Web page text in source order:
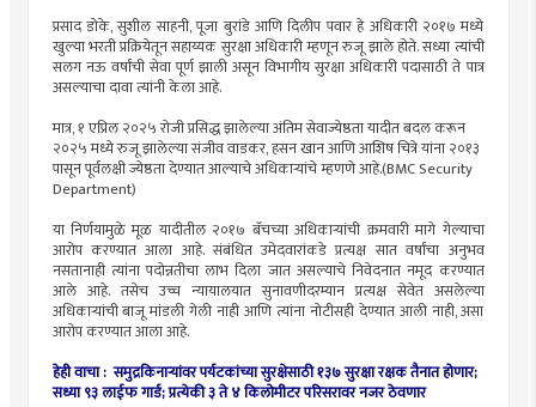
प्रसाद डोके, सुशील साहनी, पूजा बुरांडे आणि दिलीप पवार हे अधिकारी २०१७ मध्ये
खुल्या भरती प्रक्रियेतून सहाय्यक सुरक्षा अधिकारी म्हणून रुजू झाले होते. सध्या त्यांची
सलग नऊ वर्षांची सेवा पूर्ण झाली असून विभागीय सुरक्षा अधिकारी पदासाठी ते पात्र
असल्याचा दावा त्यांनी केला आहे.
मात्र, १ एप्रिल २०२५ रोजी प्रसिद्ध झालेल्या अंतिम सेवाज्येष्ठता यादीत बदल करून
२०२५ मध्ये रुजू झालेल्या संजीव वाडकर, हसन खान आणि आशिष चित्रे यांना २०१३
पासून पूर्वलक्षी ज्येष्ठता देण्यात आल्याचे अधिकाऱ्यांचे म्हणणे आहे.(BMC Security
Department)
या निर्णयामुळे मूळ यादीतील २०१७ बॅचच्या अधिकाऱ्यांची क्रमवारी मागे गेल्याचा
आरोप करण्यात आला आहे. संबंधित उमेदवारांकडे प्रत्यक्ष सात वर्षांचा अनुभव
नसतानाही त्यांना पदोन्नतीचा लाभ दिला जात असल्याचे निवेदनात नमूद करण्यात
आले आहे. तसेच उच्च न्यायालयात सुनावणीदरम्यान प्रत्यक्ष सेवेत असलेल्या
अधिकाऱ्यांची बाजू मांडली गेली नाही आणि त्यांना नोटीसही देण्यात आली नाही, असा
आरोप करण्यात आला आहे.
हेही वाचा : समुद्रकिनाऱ्यांवर पर्यटकांच्या सुरक्षेसाठी १३७ सुरक्षा रक्षक तैनात होणार;
सध्या ९३ लाईफ गार्ड; प्रत्येकी ३ ते ४ किलोमीटर परिसरावर नजर ठेवणार